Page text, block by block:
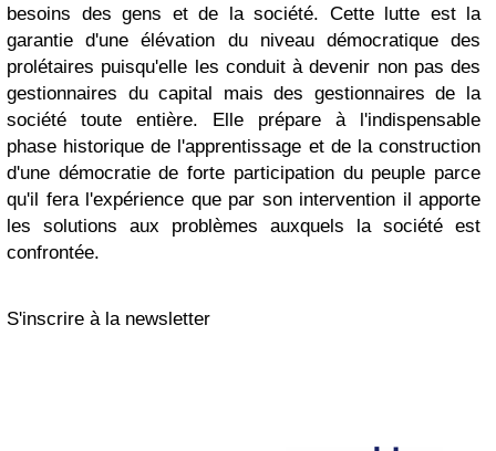
besoins des gens et de la société. Cette lutte est la
garantie d'une élévation du niveau démocratique des
prolétaires puisqu'elle les conduit à devenir non pas des
gestionnaires du capital mais des gestionnaires de la
société toute entière. Elle prépare à l'indispensable
phase historique de l'apprentissage et de la construction
d'une démocratie de forte participation du peuple parce
qu'il fera l'expérience que par son intervention il apporte
les solutions aux problèmes auxquels la société est
confrontée.
S'inscrire à la newsletter